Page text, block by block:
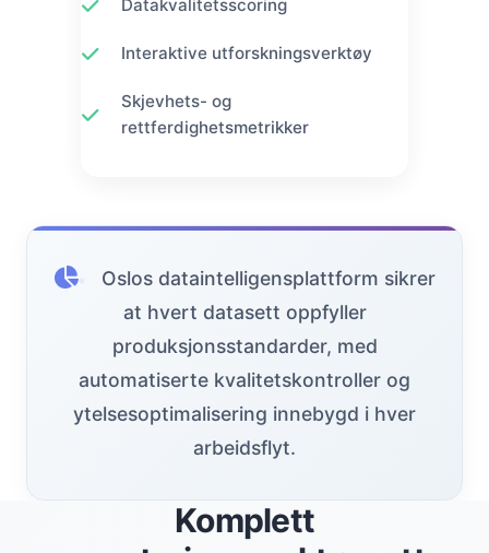
Datakvalitetsscoring
Interaktive utforskningsverktøy
Skjevhets- og
rettferdighetsmetrikker
Oslos dataintelligensplattform sikrer
at hvert datasett oppfyller
produksjonsstandarder, med
automatiserte kvalitetskontroller og
ytelsesoptimalisering innebygd i hver
arbeidsflyt.
Komplett